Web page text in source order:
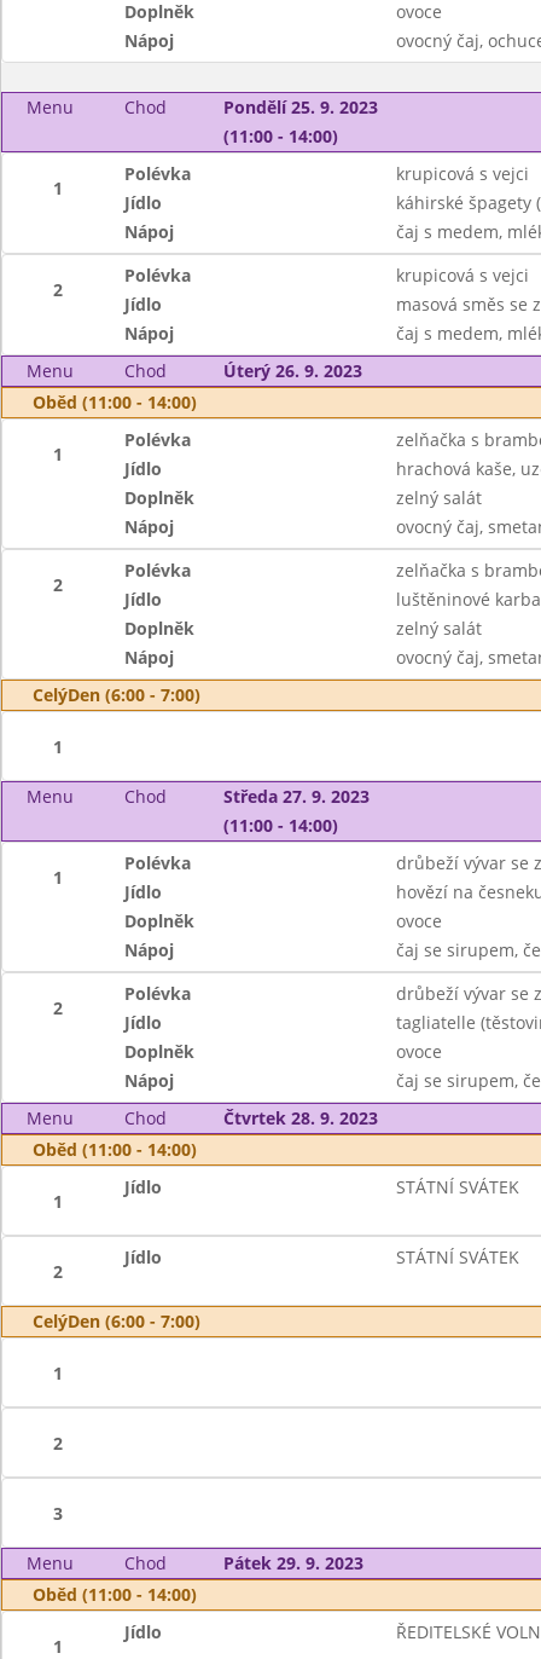
Doplněk
ovoce
Nápoj
ovocný čaj,
Menu Chod
Pondělí 25. 9. 2023
(11:00 - 14:00)
1
Polévka
krupicová s vejci
Jídlo
káhirské špagety
Nápoj
čaj s medem,
2
Polévka
krupicová s vejci
Jídlo
masová směs se
Nápoj
čaj s medem,
Menu
Chod
Úterý 26. 9. 2023
Oběd (11:00 - 14:00)
1
Polévka
zelňačka s
Jídlo
hrachová kaše,
Doplněk
zelný salát
Nápoj
ovocný čaj,
2
Polévka
zelňačka s
Jídlo
luštěninové
Doplněk
zelný salát
Nápoj
ovocný čaj,
CelýDen (6:00 - 7:00)
1
Menu Chod
Středa 27. 9. 2023
(11:00 - 14:00)
1
Polévka
drůbeží vývar se
Jídlo
hovězí na
Doplněk
ovoce
Nápoj
čaj se sirupem,
2
Polévka
drůbeží vývar se
Jídlo
tagliatelle
Doplněk
ovoce
Nápoj
čaj se sirupem,
Menu
Chod
Čtvrtek 28. 9. 2023
Oběd (11:00 - 14:00)
1
Jídlo STÁTNÍ SVÁTEK
2
Jídlo STÁTNÍ SVÁTEK
CelýDen (6:00 - 7:00)
1
2
3
Menu Chod
Pátek 29. 9. 2023
Oběd (11:00 - 14:00)
1
Jídlo ŘEDITELSKÉ